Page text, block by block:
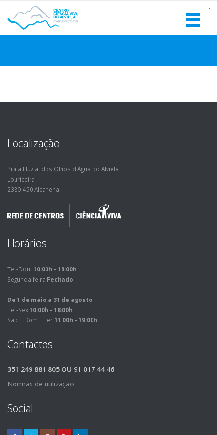
Localização
Praia Fluvial dos Olhos d'Água do Alviela
Louriceira
2380-450 Alcanena
Horários
Ter-Dom 10:00h - 18:00h
Segunda-feira Fechado
De 1 de maio a 31 de agosto
Ter-Sex 10:00h - 18:00h
Sáb | Dom | Fer 11:00h - 19:00h
Contactos
351 249 881 805 OU 91 017 44 46
Normas de utilização
Social